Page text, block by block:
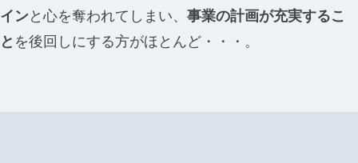
イン と心を奪われてしまい、 事業の計画が充実するこ
と を後回しにする方がほとんど・・・。